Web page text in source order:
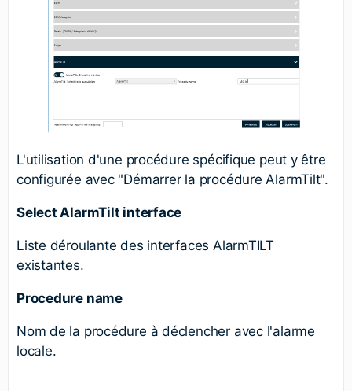
L'utilisation d'une procédure spécifique peut y être
configurée avec "Démarrer la procédure AlarmTilt".
Select AlarmTilt interface
Liste déroulante des interfaces AlarmTILT
existantes.
Procedure name
Nom de la procédure à déclencher avec l'alarme
locale.